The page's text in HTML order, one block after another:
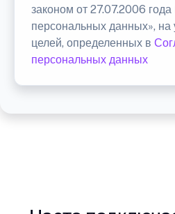
законом от 27.07.2006
персональных данных», на
целей, определенных в
персональных данных